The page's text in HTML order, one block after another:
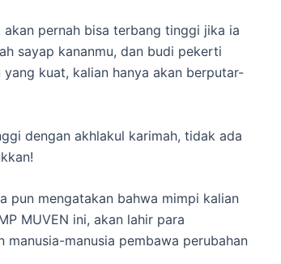
pernah bisa terbang tinggi jika ia
sayap kananmu, dan budi pekerti
kuat, kalian hanya akan berputar-
dengan akhlakul karimah, tidak ada
pun mengatakan bahwa mimpi kalian
MUVEN ini, akan lahir para
manusia-manusia pembawa perubahan